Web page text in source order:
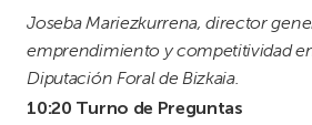
Joseba Mariezkurrena, director
emprendimiento y competitividad
Diputación Foral de Bizkaia.
10:20 Turno de Preguntas